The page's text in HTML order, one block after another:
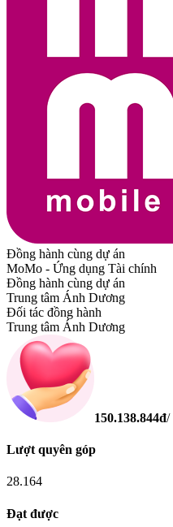
Đồng hành cùng dự án
MoMo - Ứng dụng Tài chính
Đồng hành cùng dự án
Trung tâm Ánh Dương
Đối tác đồng hành
Trung tâm Ánh Dương
150.138.844đ/
Lượt quyên góp
28.164
Đạt được